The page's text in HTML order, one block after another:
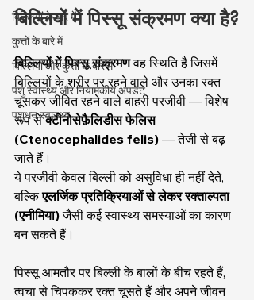
बिल्लियों के बारे में
कुत्तों के बारे में
बिल्लियों और कुत्तों के बारे में
पशु स्वास्थ्य और नियामकीय अपडेट
पशुधन स्वास्थ्य
बिल्लियों में पिस्सू संक्रमण क्या है?
बिल्लियों में पिस्सू संक्रमण वह स्थिति है जिसमें
बिल्लियों के शरीर पर रहने वाले और उनका रक्त
चूसकर जीवित रहने वाले बाहरी परजीवी — विशेष
रूप से क्टीनोसेफ़ैलिडीस फेलिस
(Ctenocephalides felis) — तेजी से बढ़
जाते हैं।
ये परजीवी केवल बिल्ली को असुविधा ही नहीं देते,
बल्कि एलर्जिक प्रतिक्रियाओं से लेकर रक्ताल्पता
(एनीमिया) जैसी कई स्वास्थ्य समस्याओं का कारण
बन सकते हैं।
पिस्सू आमतौर पर बिल्ली के बालों के बीच रहते हैं,
त्वचा से चिपककर रक्त चूसते हैं और अपने जीवन